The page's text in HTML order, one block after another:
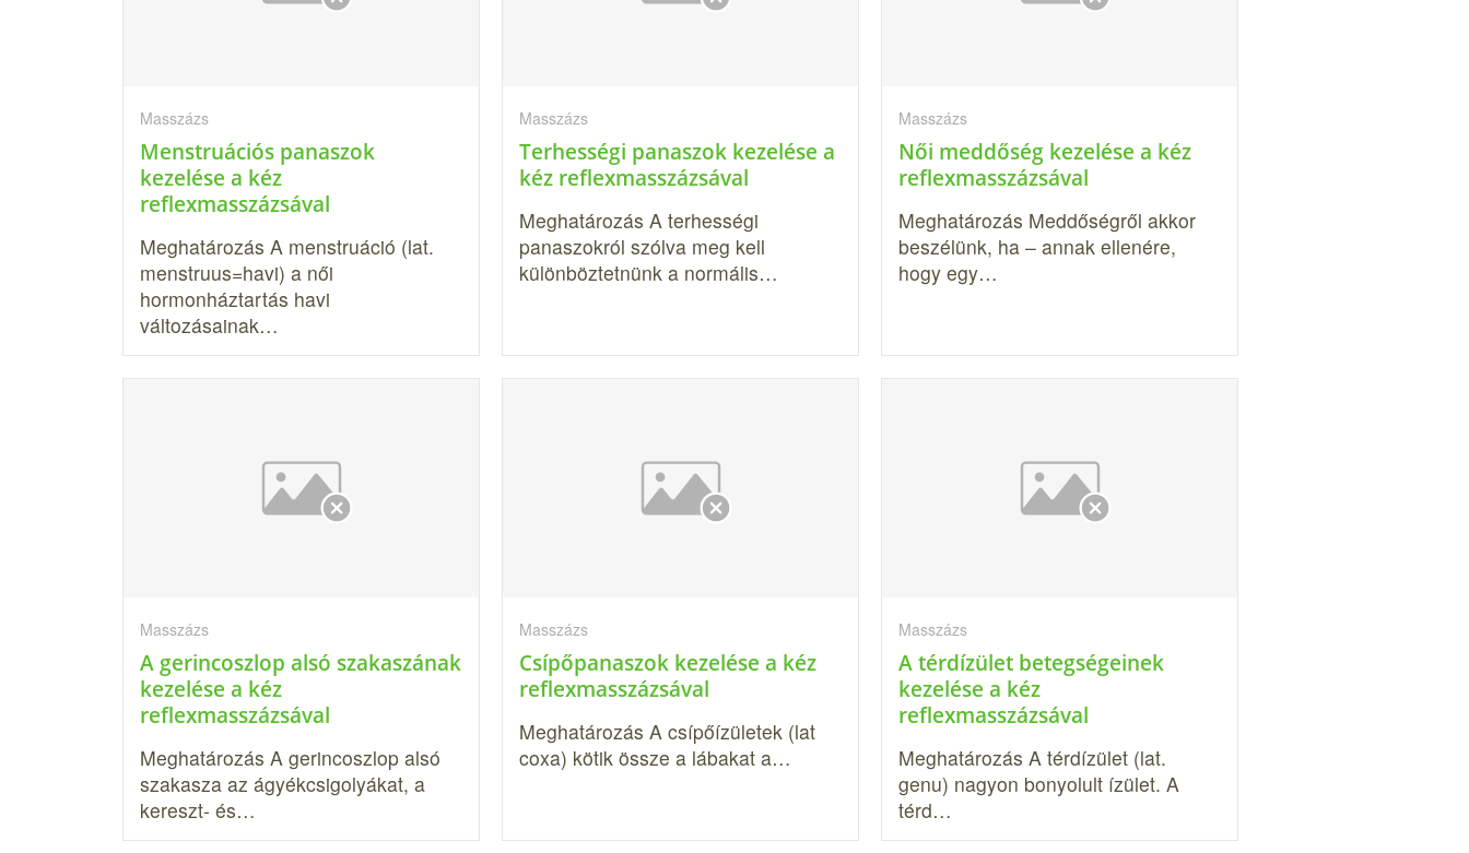
Masszázs
Menstruációs panaszok
kezelése a kéz
reflexmasszázsával
Meghatározás A menstruáció (lat.
menstruus=havi) a női
hormonháztartás havi
változásainak…
Masszázs
Terhességi panaszok kezelése a
kéz reflexmasszázsával
Meghatározás A terhességi
panaszokról szólva meg kell
különböztetnünk a normális…
Masszázs
Női meddőség kezelése a kéz
reflexmasszázsával
Meghatározás Meddőségről akkor
beszélünk, ha – annak ellenére,
hogy egy…
Masszázs
A gerincoszlop alsó szakaszának
kezelése a kéz
reflexmasszázsával
Meghatározás A gerincoszlop alsó
szakasza az ágyékcsigolyákat, a
kereszt- és…
Masszázs
Csípőpanaszok kezelése a kéz
reflexmasszázsával
Meghatározás A csípőízületek (lat
coxa) kötik össze a lábakat a…
Masszázs
A térdízület betegségeinek
kezelése a kéz
reflexmasszázsával
Meghatározás A térdízület (lat.
genu) nagyon bonyolult ízület. A
térd…